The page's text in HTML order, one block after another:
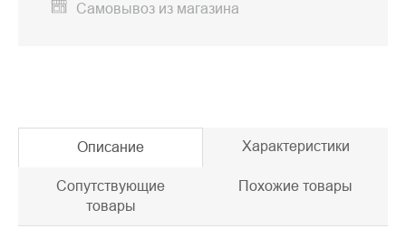
Самовывоз из магазина
Описание Характеристики
Сопутствующие
товары
Похожие товары